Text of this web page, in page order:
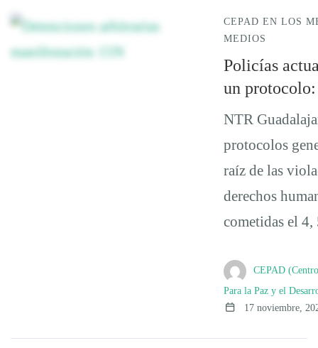
CEPAD EN LOS
MEDIOS
Policías
un
NTR
protocolos
raíz de las
derechos
cometidas el
CEPAD
Para la Paz y el
17 noviembre,